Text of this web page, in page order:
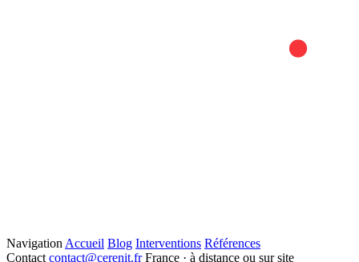
Navigation Accueil Blog Interventions Références
Contact contact@cerenit.fr France · à distance ou sur site